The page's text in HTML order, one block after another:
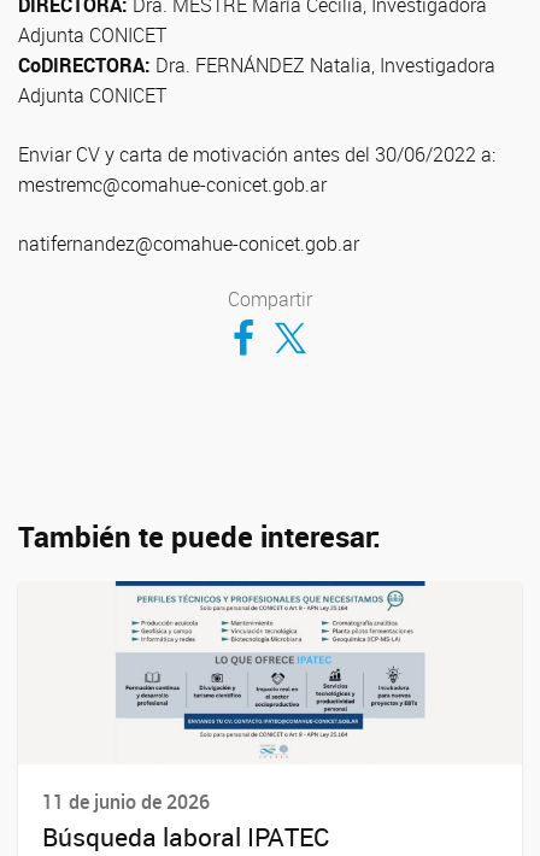
Adjunta CONICET
CoDIRECTORA: Dra. FERNÁNDEZ Natalia, Investigadora
Adjunta CONICET
Enviar CV y carta de motivación antes del 30/06/2022 a:
mestremc@comahue-conicet.gob.ar
natifernandez@comahue-conicet.gob.ar
Compartir
Compartir en Facebook
Compartir en Twitter
También te puede interesar:
11 de junio de 2026
Búsqueda laboral IPATEC